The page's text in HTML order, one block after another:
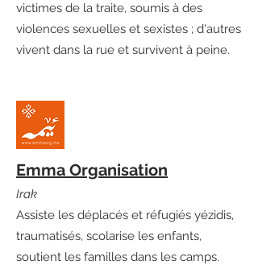
victimes de la traite, soumis à des
violences sexuelles et sexistes ; d'autres
vivent dans la rue et survivent à peine.
Emma Organisation
Irak
Assiste les déplacés et réfugiés yézidis,
traumatisés, scolarise les enfants,
soutient les familles dans les camps.